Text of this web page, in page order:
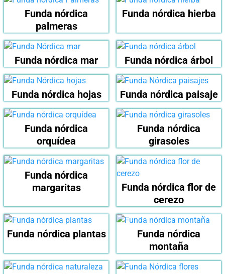
Funda nórdica
palmeras
Funda nórdica hierba
Funda nórdica mar Funda nórdica árbol
Funda nórdica hojas Funda nórdica paisaje
Funda nórdica
orquídea
Funda nórdica
girasoles
Funda nórdica
margaritas
Funda nórdica flor de
cerezo
Funda nórdica plantas
Funda nórdica
montaña